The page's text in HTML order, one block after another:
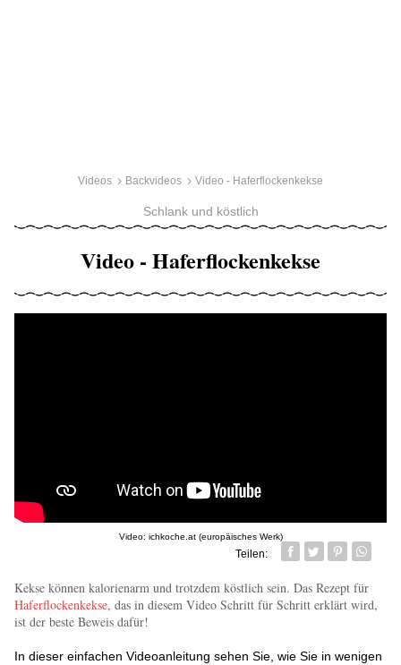
Videos Backvideos Video - Haferflockenkekse
Schlank und köstlich
Video - Haferflockenkekse
Video: ichkoche.at (europäisches Werk)
Teilen:
Facebook
TwitterPin it
Kekse können kalorienarm und trotzdem köstlich sein. Das Rezept für
Haferflockenkekse, das in diesem Video Schritt für Schritt erklärt wird,
ist der beste Beweis dafür!
In dieser einfachen Videoanleitung sehen Sie, wie Sie in wenigen